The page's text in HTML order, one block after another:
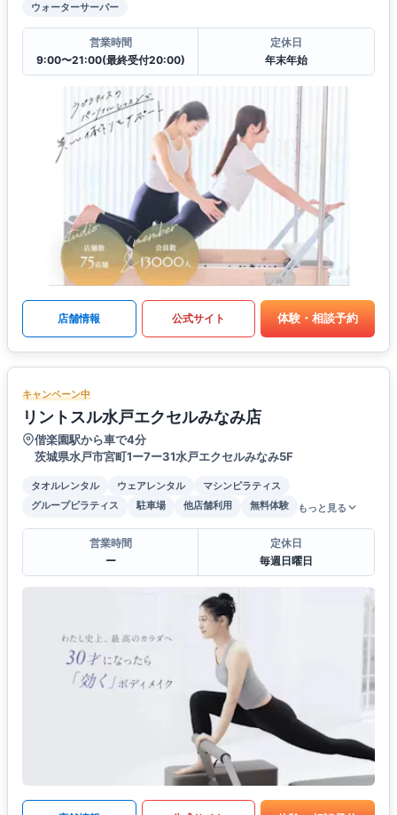
ウォーターサーバー
営業時間
9:00〜21:00(最終受付20:00)
定休日
年末年始
店舗情報 公式サイト 体験・相談予約
キャンペーン中
リントスル水戸エクセルみなみ店
偕楽園駅から車で4分
茨城県水戸市宮町1ー7ー31水戸エクセルみなみ5F
タオルレンタル ウェアレンタル
マシンピラティス
グループピラティス
駐車場 他店舗利用 無料体験 もっと見る
営業時間
ー
定休日
毎週日曜日